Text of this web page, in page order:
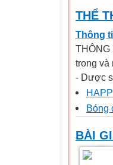
THỂ
Thông
THÔNG
trong và
- Dược
Bóng
BÀI